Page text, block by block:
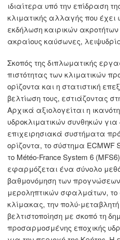
ιδιαίτερα υπό την επίδραση
κλιματικής αλλαγής που
εκδήλωση καιρικών
ακραίους καύσωνες,
Σκοπός της διπλωματικής
πιστότητας των κλιματικών
ορίζοντα και η στατιστική
βελτίωση τους, εστιάζοντας
Αρχικά αξιολογείται η
υδροκλιματικών συνθηκών για
επιχειρησιακά συστήματα
ορίζοντα, το σύστημα ECMWF
το Météo-France System 6
εφαρμόζεται ένα σύνολο
βαθμονόμηση των
μεροληπτικών σφαλμάτων, το
κλίμακας, την πολύ-
βελτιστοποίηση με σκοπό τη
προσαρμοσμένης εποχικής